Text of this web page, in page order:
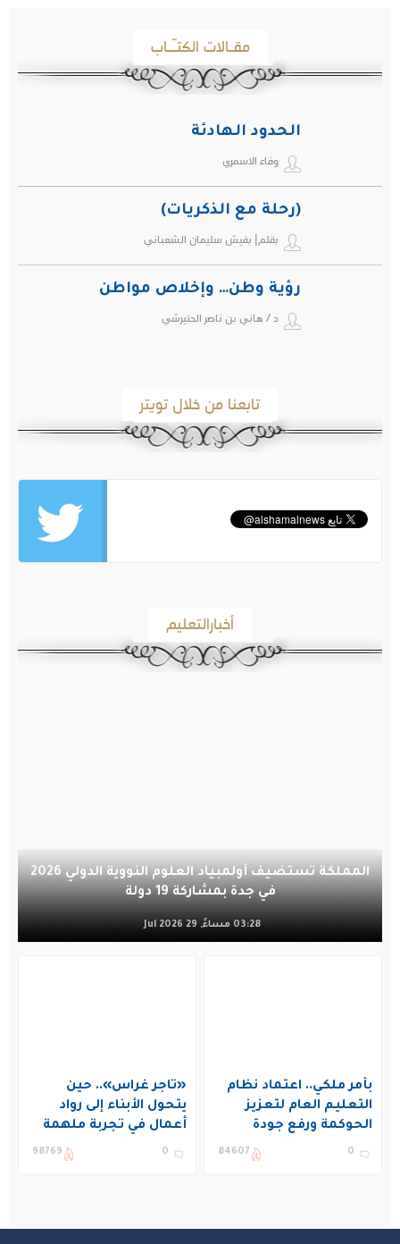
مقـالات الكتـّـاب
الحدود الهادئة
وفاء الاسمري
(رحلة مع الذكريات)
بقلم| بقيش سليمان الشعباني
رؤية وطن… وإخلاص مواطن
د / هاني بن ناصر الحتيرشي
تابعنا من خلال تويتر
أخبارالتعليم
المملكة تستضيف أولمبياد العلوم النووية الدولي 2026
في جدة بمشاركة 19 دولة
03:28 مساءً, 29 Jul 2026
بأمر ملكي.. اعتماد نظام
التعليم العام لتعزيز
الحوكمة ورفع جودة
التعليم في المملكة
0
84607
«تاجر غراس».. حين
يتحول الأبناء إلى رواد
أعمال في تجربة ملهمة
بنادي غراس الصيفي
0
98769